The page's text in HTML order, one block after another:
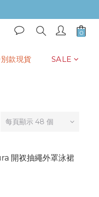
款現貨 SALE
每頁顯示 48 個